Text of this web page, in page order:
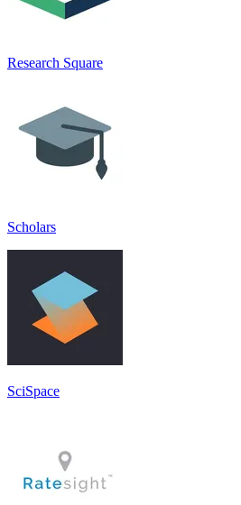
Research Square
Scholars
SciSpace